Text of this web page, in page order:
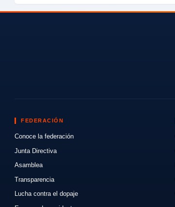
FEDERACIÓN
Conoce la federación
Junta Directiva
Asamblea
Transparencia
Lucha contra el dopaje